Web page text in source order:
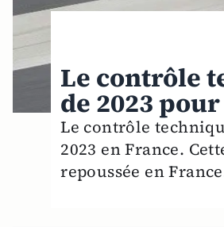
Le contrôle
de 2023
Le contrôle
2023 en France.
repoussée en